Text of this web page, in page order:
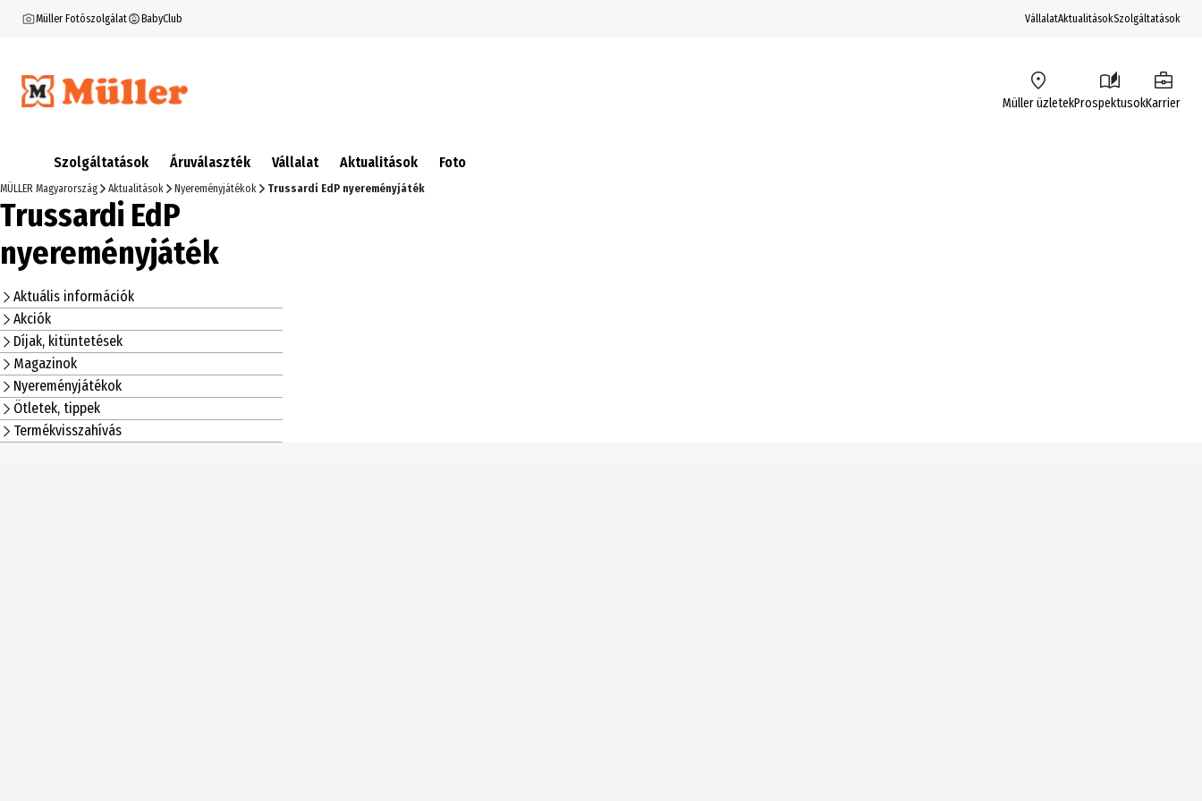
Müller Fotószolgálat BabyClub VállalatAktualitásokSzolgáltatások
Müller üzletekProspektusokKarrier
Szolgáltatások Áruválaszték Vállalat Aktualitások Foto
MÜLLER Magyarország Aktualitások Nyereményjátékok Trussardi EdP nyereményjáték
Trussardi EdP
nyereményjáték
Aktuális információk
Akciók
Díjak, kitüntetések
Magazinok
Nyereményjátékok
Ötletek, tippek
Termékvisszahívás